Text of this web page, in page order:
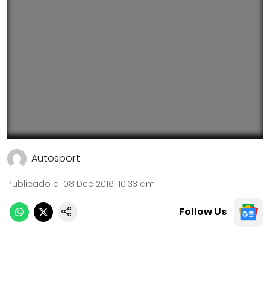
Autosport
Publicado a: 08 Dec 2016, 10:33 am
Follow Us